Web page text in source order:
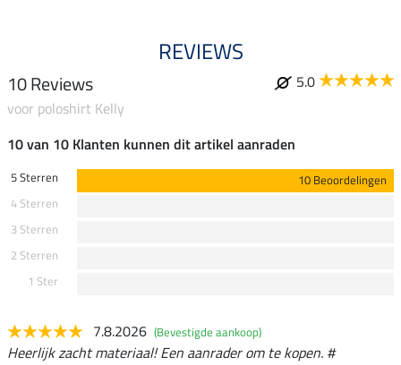
REVIEWS
10 Reviews
5.0
voor poloshirt Kelly
10 van 10 Klanten kunnen dit artikel aanraden
5 Sterren
10 Beoordelingen
4 Sterren
3 Sterren
2 Sterren
1 Ster
7.8.2026 (Bevestigde aankoop)
Heerlijk zacht materiaal! Een aanrader om te kopen. #